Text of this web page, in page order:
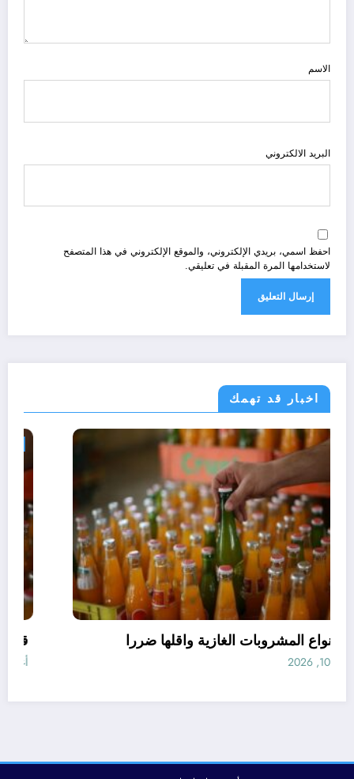
الاسم
البريد الالكتروني
احفظ اسمي، بريدي الإلكتروني، والموقع الإلكتروني في هذا المتصفح
لاستخدامها المرة المقبلة في تعليقي.
اخبار قد تهمك
مجتمع
افضل انواع المشروبات الغازية واقلها ضررا
أغسطس 10, 2026